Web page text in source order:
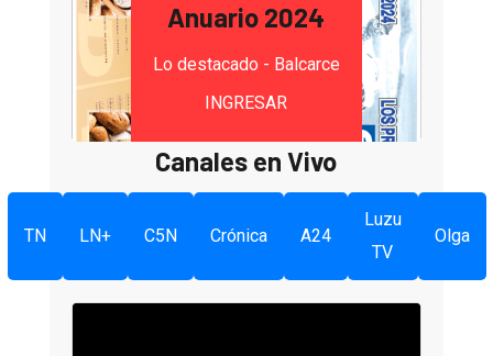
Anuario 2024
Lo destacado - Balcarce
INGRESAR
Canales en Vivo
TN LN+ C5N Crónica A24
Luzu
TV
Olga